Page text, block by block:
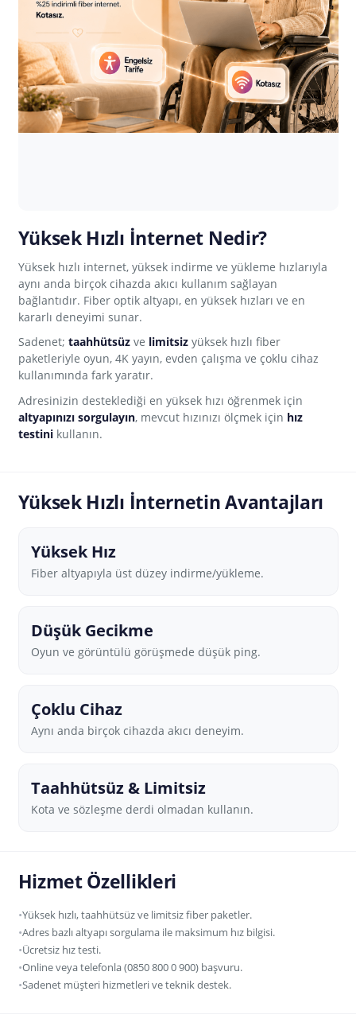
Yüksek Hızlı İnternet Nedir?
Yüksek hızlı internet, yüksek indirme ve yükleme hızlarıyla
aynı anda birçok cihazda akıcı kullanım sağlayan
bağlantıdır. Fiber optik altyapı, en yüksek hızları ve en
kararlı deneyimi sunar.
Sadenet; taahhütsüzve limitsizyüksek hızlı fiber
paketleriyle oyun, 4K yayın, evden çalışma ve çoklu cihaz
kullanımında fark yaratır.
Adresinizin desteklediği en yüksek hızı öğrenmek için
altyapınızı sorgulayın, mevcut hızınızı ölçmek için hız
testinikullanın.
Yüksek Hızlı İnternetin Avantajları
Yüksek Hız
Fiber altyapıyla üst düzey indirme/yükleme.
Düşük Gecikme
Oyun ve görüntülü görüşmede düşük ping.
Çoklu Cihaz
Aynı anda birçok cihazda akıcı deneyim.
Taahhütsüz & Limitsiz
Kota ve sözleşme derdi olmadan kullanın.
Hizmet Özellikleri
Yüksek hızlı, taahhütsüz ve limitsiz fiber paketler.
Adres bazlı altyapı sorgulama ile maksimum hız bilgisi.
Ücretsiz hız testi.
Online veya telefonla (0850 800 0 900) başvuru.
Sadenet müşteri hizmetleri ve teknik destek.